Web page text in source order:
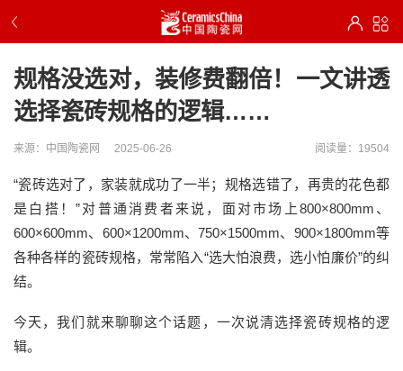
规格没选对，装修费翻倍！一文讲透
选择瓷砖规格的逻辑……
来源：中国陶瓷网 2025-06-26 阅读量：19504
“瓷砖选对了，家装就成功了一半；规格选错了，再贵的花色都
是白搭 ！ ”对普通消费者来说，面对市场上800×800mm 、
600×600mm、 600×1200mm、750×1500mm、 900×1800mm等
各种各样的瓷砖规格，常常陷入“选大怕浪费，选小怕廉价”的纠
结。
今天，我们就来聊聊这个话题 ， 一次说清选择瓷砖规格的逻
辑。